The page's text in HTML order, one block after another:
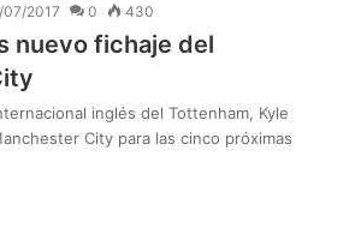
07/2017 0 430
nuevo fichaje del
inglés del Tottenham, Kyle
City para las cinco próximas